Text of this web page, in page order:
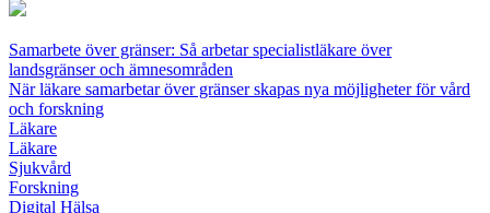
Samarbete över gränser: Så arbetar specialistläkare över
landsgränser och ämnesområden
När läkare samarbetar över gränser skapas nya möjligheter för vård
och forskning
Läkare
Läkare
Sjukvård
Forskning
Digital Hälsa